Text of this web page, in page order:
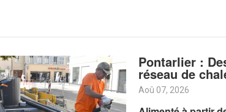
Pontarlier :
réseau de
Aoû 07, 2026